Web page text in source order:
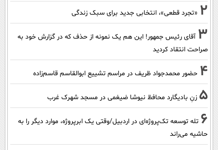
2 «تجرد قطعی»، انتخابی جدید برای سبک زندگی
3 آقای رئیس جمهور! این هم یک نمونه از حذف که در گزارش خود به
صراحت انتقاد کردید
4 حضور محمدجواد ظریف در مراسم تشییع ابوالقاسم قاسم‌زاده
5 زنِ بادیگارد محافظ نیوشا ضیغمی در مسجد شهرک غرب
6 تله توسعه تک‌پروژه‌ای در اردبیل/وقتی یک ابرپروژه، موارد دیگر را به
حاشیه می‌راند